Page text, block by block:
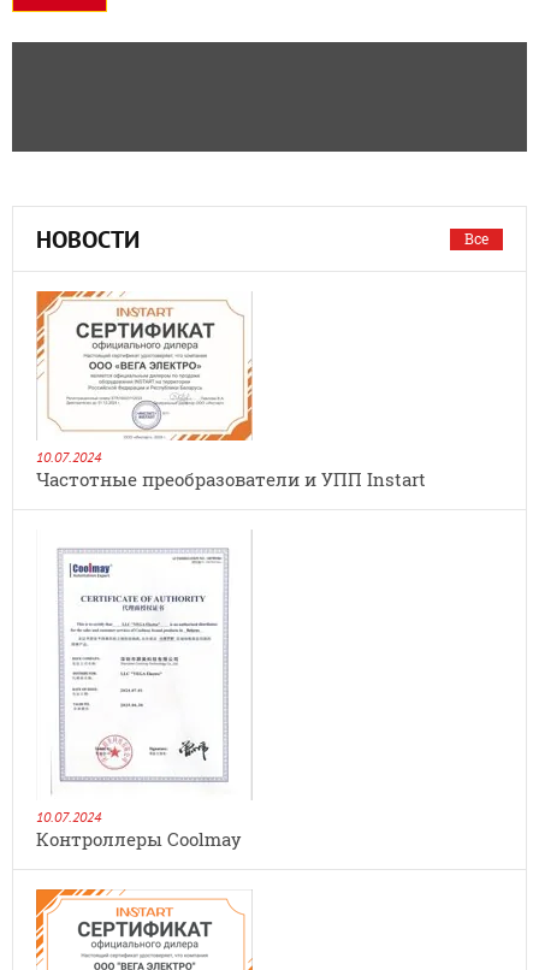
НОВОСТИ Все
10.07.2024
Частотные преобразователи и УПП Instart
10.07.2024
Контроллеры Coolmay